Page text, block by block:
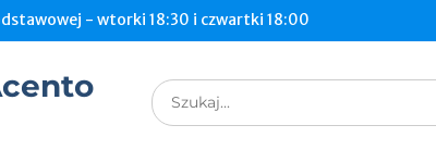
- wtorki 18:30 i czwartki 18:00